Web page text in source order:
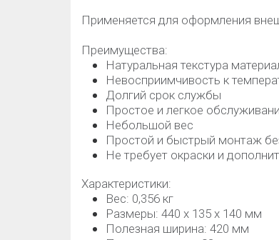
Применяется для оформления
Преимущества:
Натуральная текстура
Невосприимчивость к
Долгий срок службы
Простое и легкое
Небольшой вес
Простой и быстрый монтаж
Не требует окраски и
Характеристики:
Вес: 0,356 кг
Размеры: 440 х 135 х 140 мм
Полезная ширина: 420 мм